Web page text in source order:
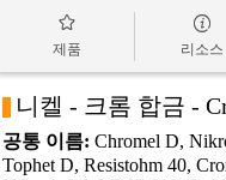

제품

리소스
니켈 - 크롬 합금 -
공통 이름: Chromel D,
Tophet D, Resistohm 40,